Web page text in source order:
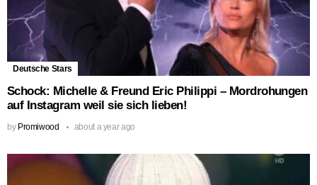
Deutsche Stars
Schock: Michelle & Freund Eric Philippi – Mordrohungen
auf Instagram weil sie sich lieben!
by Promiwood about a year ago